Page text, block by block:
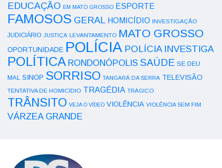
EDUCAÇÃO EM MATO GROSSO ESPORTE
FAMOSOS GERAL HOMICÍDIO INVESTIGAÇÃO
JUDICIÁRIO JUSTIÇA LEVANTAMENTO MATO GROSSO
OPORTUNIDADE POLÍCIA POLÍCIA INVESTIGA
POLÍTICA RONDONÓPOLIS SAÚDE SE DEU
MAL SINOP SORRISO TANGARÁ DA SERRA TELEVISÃO
TENTATIVA DE HOMICÍDIO TRAGÉDIA TRÁGICO
TRÂNSITO VEJA O VÍDEO VIOLÊNCIA VIOLÊNCIA SEM FIM
VÁRZEA GRANDE